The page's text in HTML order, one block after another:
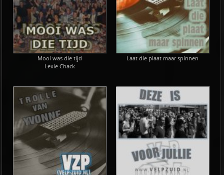
Mooi was die tijd
Lexie Chack
Laat die plaat maar spinnen